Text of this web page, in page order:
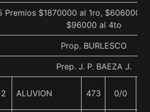
Premios $1870000 al 1ro, $606000
$96000 al 4to
Prop. BURLESCO
Prep. J. P. BAEZA J.
2 ALUVION 473 0/0